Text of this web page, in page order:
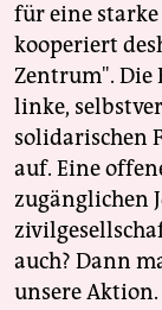
für eine
kooperiert
Zentrum". Die
linke,
solidarischen
auf. Eine
zugänglichen
auch? Dann
unsere Aktion.